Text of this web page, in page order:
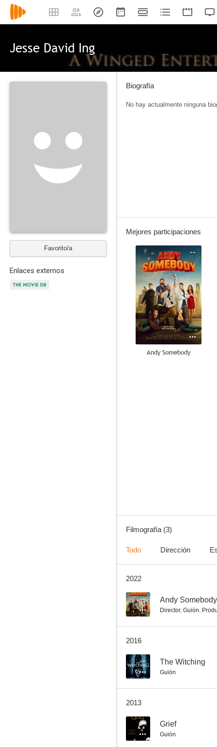
Jesse David Ing
Favorito/a
Enlaces externos
Biografía
No hay actualmente ninguna
Mejores participaciones
--
Andy Somebody
Filmografía (3)
Todo Dirección
2022
-- Andy Somebody
Director, Guión,
2016
-- The Witching
Guión
2013
-- Grief
Guión